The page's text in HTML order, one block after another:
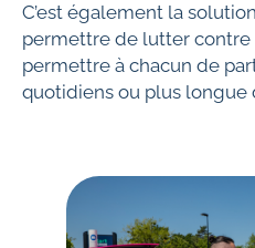
C’est également la
permettre de lutter contre
permettre à chacun de
quotidiens ou plus longue